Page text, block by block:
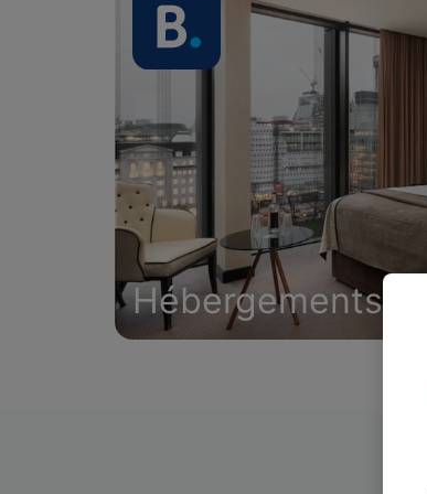
Hébergements